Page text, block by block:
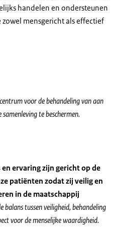
handelen en ondersteunen
mensgericht als effectief
voor de behandeling van aan
te beschermen.
ervaring zijn gericht op de
patiënten zodat zij veilig en
in de maatschappij
balans tussen veiligheid, behandeling
voor de menselijke waardigheid.